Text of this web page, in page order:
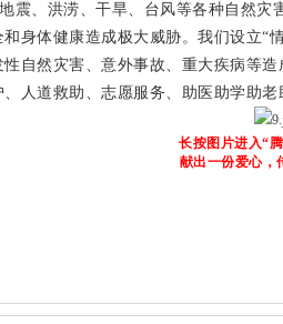
震、洪涝、干旱、台风等各种自然灾
身体健康造成极大威胁。我们设立“
性自然灾害、意外事故、重大疾病等
人道救助、志愿服务、助医助学助老
长按图片进入“
献出一份爱心，